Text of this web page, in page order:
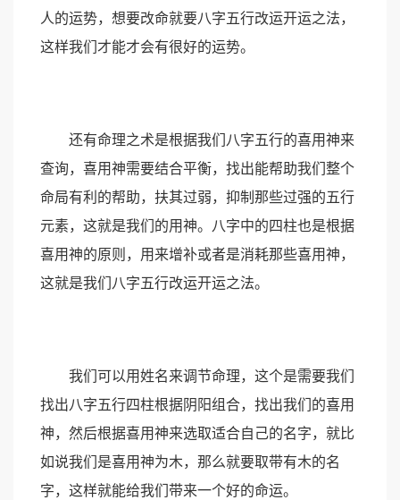
人的运势，想要改命就要八字五行改运开运之法，
这样我们才能才会有很好的运势。
还有命理之术是根据我们八字五行的喜用神来
查询，喜用神需要结合平衡，找出能帮助我们整个
命局有利的帮助，扶其过弱，抑制那些过强的五行
元素，这就是我们的用神。八字中的四柱也是根据
喜用神的原则，用来增补或者是消耗那些喜用神，
这就是我们八字五行改运开运之法。
我们可以用姓名来调节命理，这个是需要我们
找出八字五行四柱根据阴阳组合，找出我们的喜用
神，然后根据喜用神来选取适合自己的名字，就比
如说我们是喜用神为木，那么就要取带有木的名
字，这样就能给我们带来一个好的命运。